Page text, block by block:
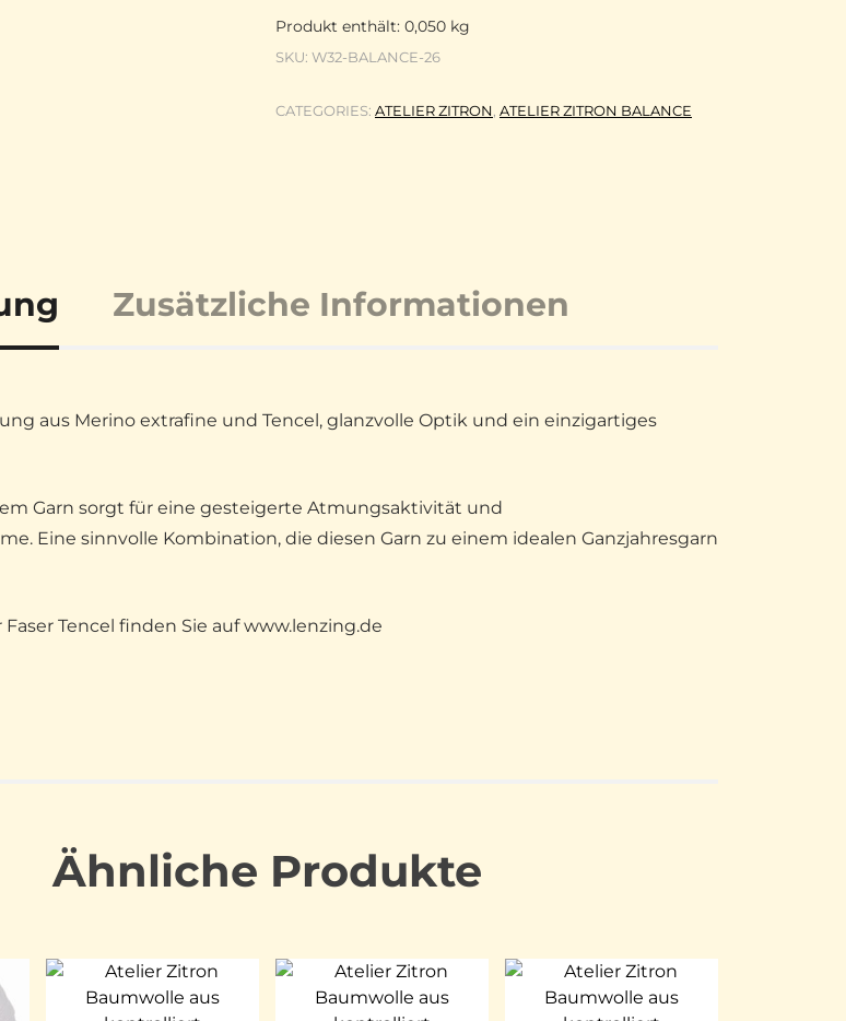
Produkt enthält: 0,050 kg
SKU: W32-BALANCE-26
CATEGORIES: ATELIER ZITRON ATELIER ZITRON BALANCE
Zusätzliche Informationen
aus Merino extrafine und Tencel, glanzvolle Optik und ein einzigartiges
Garn sorgt für eine gesteigerte Atmungsaktivität und
Eine sinnvolle Kombination, die diesen Garn zu einem idealen Ganzjahresgarn
Tencel finden Sie auf www.lenzing.de
Ähnliche Produkte